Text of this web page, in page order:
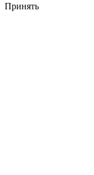
Принять